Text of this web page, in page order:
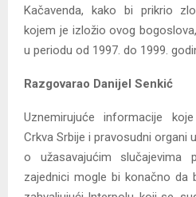
Kačavenda, kako bi prikrio
kojem je izložio ovog
u periodu od 1997. do 1999.
Razgovarao Danijel Senkić
Uznemirujuće informacije
Crkva Srbije i pravosudni organi
o užasavajućim slučajevima
zajednici mogle bi konačno da